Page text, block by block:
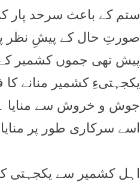
ستم کے باعث سرحد پار
صورتِ حال کے پیشِ نظر
یکجہتیءِ کشمیر منانے
اسے سرکاری طور پر منایا اور آج تک 5
اہل کشمیر سے یکجہتی